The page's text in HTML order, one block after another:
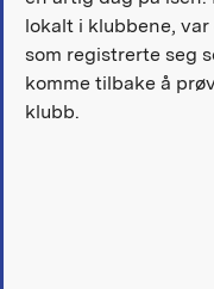
lokalt i klubbene,
som registrerte seg
komme tilbake å
klubb.